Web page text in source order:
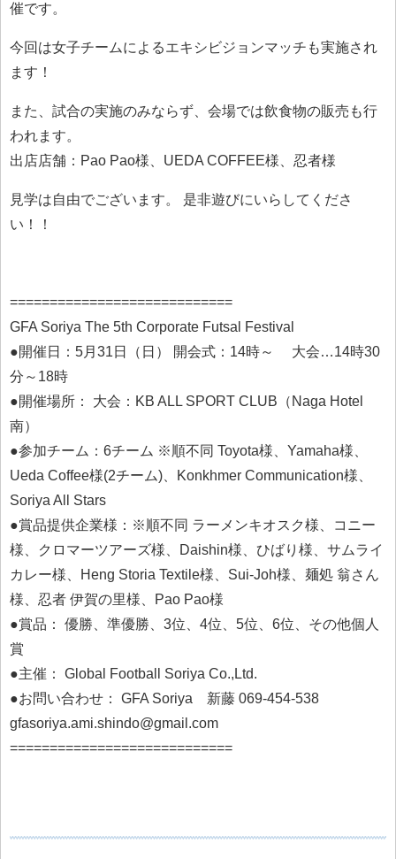
催です。
今回は女子チームによるエキシビジョンマッチも実施され
ます！
また、試合の実施のみならず、会場では飲食物の販売も行
われます。
出店店舗：Pao Pao様、UEDA COFFEE様、忍者様
見学は自由でございます。 是非遊びにいらしてくださ
い！！
============================
GFA Soriya The 5th Corporate Futsal Festival
●開催日：5月31日（日） 開会式：14時～ 大会…14時30
分～18時
●開催場所： 大会：KB ALL SPORT CLUB（Naga Hotel
南）
●参加チーム：6チーム ※順不同 Toyota様、Yamaha様、
Ueda Coffee様(2チーム)、Konkhmer Communication様、
Soriya All Stars
●賞品提供企業様：※順不同 ラーメンキオスク様、コニー
様、クロマーツアーズ様、Daishin様、ひばり様、サムライ
カレー様、Heng Storia Textile様、Sui-Joh様、麺処 翁さん
様、忍者 伊賀の里様、Pao Pao様
●賞品： 優勝、準優勝、3位、4位、5位、6位、その他個人
賞
●主催： Global Football Soriya Co.,Ltd.
●お問い合わせ： GFA Soriya 新藤 069-454-538
gfasoriya.ami.shindo@gmail.com
============================